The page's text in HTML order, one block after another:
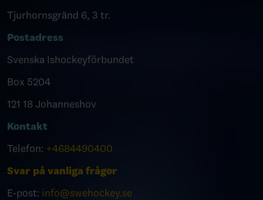
Tjurhornsgränd 6, 3 tr.
Postadress
Svenska Ishockeyförbundet
Box 5204
121 18 Johanneshov
Kontakt
Telefon: +4684490400
Svar på vanliga frågor
E-post: info@swehockey.se